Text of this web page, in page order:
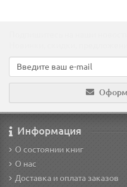
Информация
О состоянии книг
О нас
Доставка и оплата заказов